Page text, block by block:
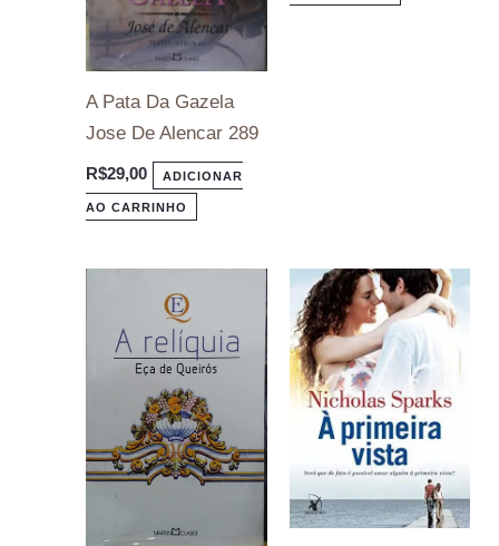
A Pata Da Gazela
Jose De Alencar 289
R$29,00 ADICIONAR
AO CARRINHO